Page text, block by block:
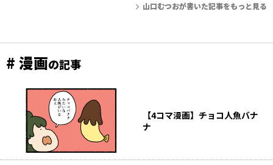
山口むつおが書いた記事をもっと見る
# 漫画の記事
【4コマ漫画】チョコ人魚バナ
ナ